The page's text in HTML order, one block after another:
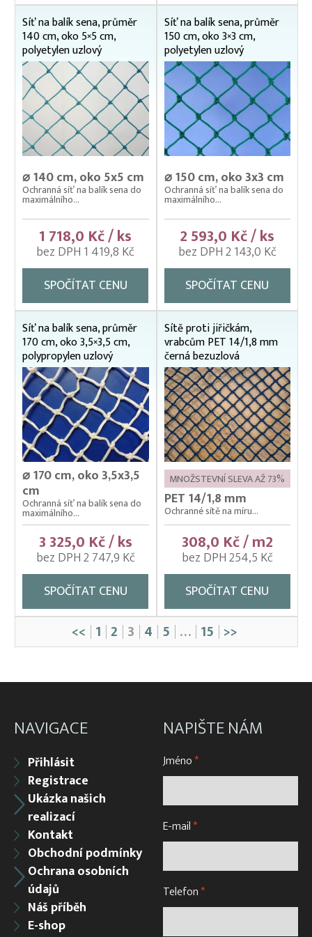
Síť na balík sena, průměr
140 cm, oko 5×5 cm,
polyetylen uzlový
⌀ 140 cm, oko 5x5 cm
Ochranná síť na balík sena do
maximálního...
1 718,0 Kč / ks
bez DPH 1 419,8 Kč
SPOČÍTAT CENU
Síť na balík sena, průměr
150 cm, oko 3×3 cm,
polyetylen uzlový
⌀ 150 cm, oko 3x3 cm
Ochranná síť na balík sena do
maximálního...
2 593,0 Kč / ks
bez DPH 2 143,0 Kč
SPOČÍTAT CENU
Síť na balík sena, průměr
170 cm, oko 3,5×3,5 cm,
polypropylen uzlový
⌀ 170 cm, oko 3,5x3,5
cm
Ochranná síť na balík sena do
maximálního...
3 325,0 Kč / ks
bez DPH 2 747,9 Kč
SPOČÍTAT CENU
Sítě proti jiřičkám,
vrabcům PET 14/1,8 mm
černá bezuzlová
MNOŽSTEVNÍ SLEVA AŽ 73%
PET 14/1,8 mm
Ochranné sítě na míru...
308,0 Kč / m2
bez DPH 254,5 Kč
SPOČÍTAT CENU
<< 1 2 3 4 5 … 15 >>
NAVIGACE
Přihlásit
Registrace
Ukázka našich
realizací
Kontakt
Obchodní podmínky
Ochrana osobních
údajů
Náš příběh
E-shop
NAPIŠTE NÁM
Jméno*
E-mail*
Telefon*